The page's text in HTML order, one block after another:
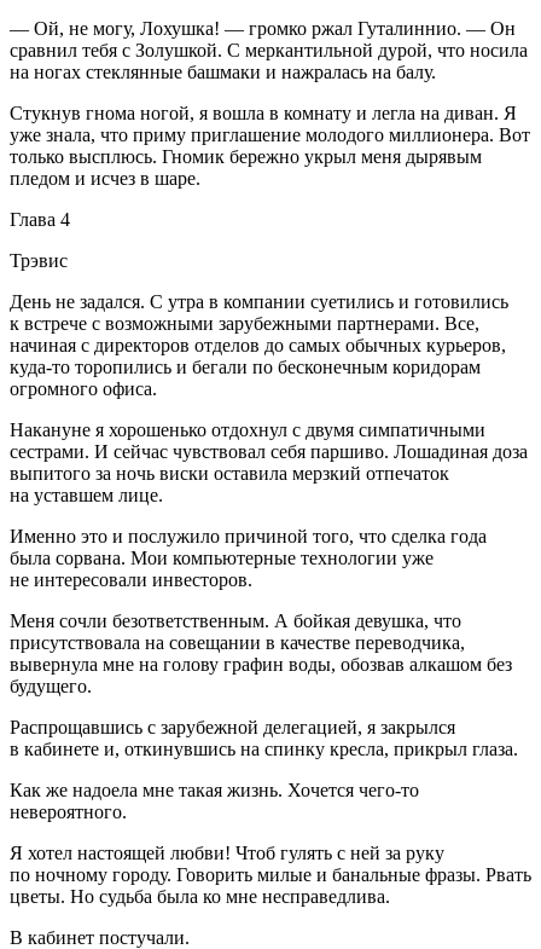
— Ой, не могу, Лохушка! — громко ржал Гуталиннио. — Он
сравнил тебя с Золушкой. С меркантильной дурой, что носила
на ногах стеклянные башмаки и нажралась на балу.
Стукнув гнома ногой, я вошла в комнату и легла на диван. Я
уже знала, что приму приглашение молодого миллионера. Вот
только высплюсь. Гномик бережно укрыл меня дырявым
пледом и исчез в шаре.
Глава 4
Трэвис
День не задался. С утра в компании суетились и готовились
к встрече с возможными зарубежными партнерами. Все,
начиная с директоров отделов до самых обычных курьеров,
куда-то торопились и бегали по бесконечным коридорам
огромного офиса.
Накануне я хорошенько отдохнул с двумя симпатичными
сестрами. И сейчас чувствовал себя паршиво. Лошадиная доза
выпитого за ночь виски оставила мерзкий отпечаток
на уставшем лице.
Именно это и послужило причиной того, что сделка года
была сорвана. Мои компьютерные технологии уже
не интересовали инвесторов.
Меня сочли безответственным. А бойкая девушка, что
присутствовала на совещании в качестве переводчика,
вывернула мне на голову графин воды, обозвав алкашом без
будущего.
Распрощавшись с зарубежной делегацией, я закрылся
в кабинете и, откинувшись на спинку кресла, прикрыл глаза.
Как же надоела мне такая жизнь. Хочется чего-то
невероятного.
Я хотел настоящей любви! Чтоб гулять с ней за руку
по ночному городу. Говорить милые и банальные фразы. Рвать
цветы. Но судьба была ко мне несправедлива.
В кабинет постучали.